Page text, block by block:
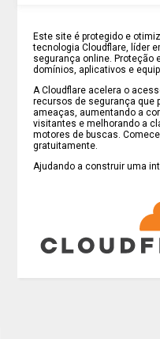
Este site é protegido e
tecnologia Cloudflare, líder
segurança online. Proteção
domínios, aplicativos e
A Cloudflare acelera o
recursos de segurança que
ameaças, aumentando a
visitantes e melhorando a
motores de buscas.
gratuitamente.
Ajudando a construir uma